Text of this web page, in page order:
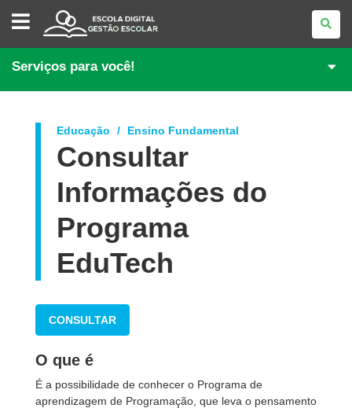
GESTÃO
ESCOLAR
Serviços para você!
Educação Ensino Fundamental
Consultar
Informações do
Programa
EduTech
CONSULTAR
O que é
É a possibilidade de conhecer o Programa de
aprendizagem de Programação, que leva o pensamento